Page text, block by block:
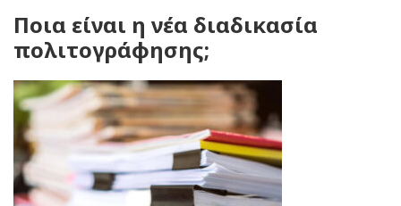
Ποια είναι η νέα διαδικασία
πολιτογράφησης;